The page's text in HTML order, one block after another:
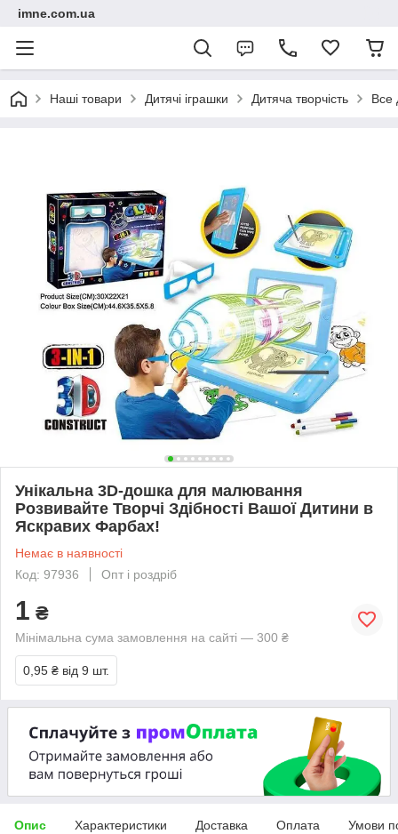
imne.com.ua
Наші товари Дитячі іграшки Дитяча творчість Все
Унікальна 3D-дошка для малювання
Розвивайте Творчі Здібності Вашої Дитини в
Яскравих Фарбах!
Немає в наявності
Код: 97936
Опт і роздріб
1 ₴
Мінімальна сума замовлення на сайті — 300 ₴
0,95 ₴ від 9 шт.
Опис Характеристики Доставка Оплата Умови